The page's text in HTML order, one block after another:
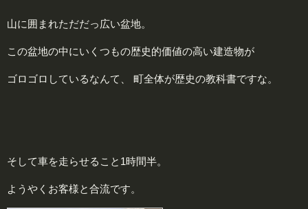
山に囲まれただだっ広い盆地。
この盆地の中にいくつもの歴史的価値の高い建造物が
ゴロゴロしているなんて、 町全体が歴史の教科書ですな。
そして車を走らせること1時間半。
ようやくお客様と合流です。